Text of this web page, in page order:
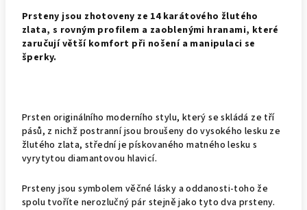
Prsteny jsou zhotoveny ze 14 karátového žlutého
zlata, s rovným profilem a zaoblenými hranami, které
zaručují větší komfort při nošení a manipulaci se
šperky.
Prsten originálního moderního stylu, který se skládá ze tří
pásů, z nichž postranní jsou broušeny do vysokého lesku ze
žlutého zlata, střední je pískovaného matného lesku s
vyrytytou diamantovou hlavicí.
Prsteny jsou symbolem věčné lásky a oddanosti-toho že
spolu tvoříte nerozlučný pár stejně jako tyto dva prsteny.